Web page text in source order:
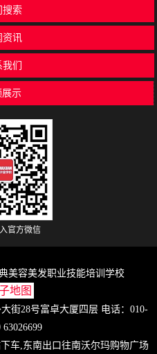
搜索
资讯
们
展示
官方微信
美容美发职业技能培训学校
地图
街28号富卓大厦四层 电话：010-
63026699
车,东南出口往南沃尔玛购物广场